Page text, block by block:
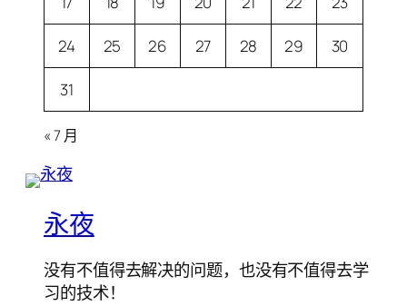
24 25 26 27 28 29 30
31
« 7 月
永夜
没有不值得去解决的问题，也没有不值得去学
习的技术！